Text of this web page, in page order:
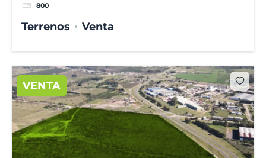
800
Terrenos Venta
VENTA